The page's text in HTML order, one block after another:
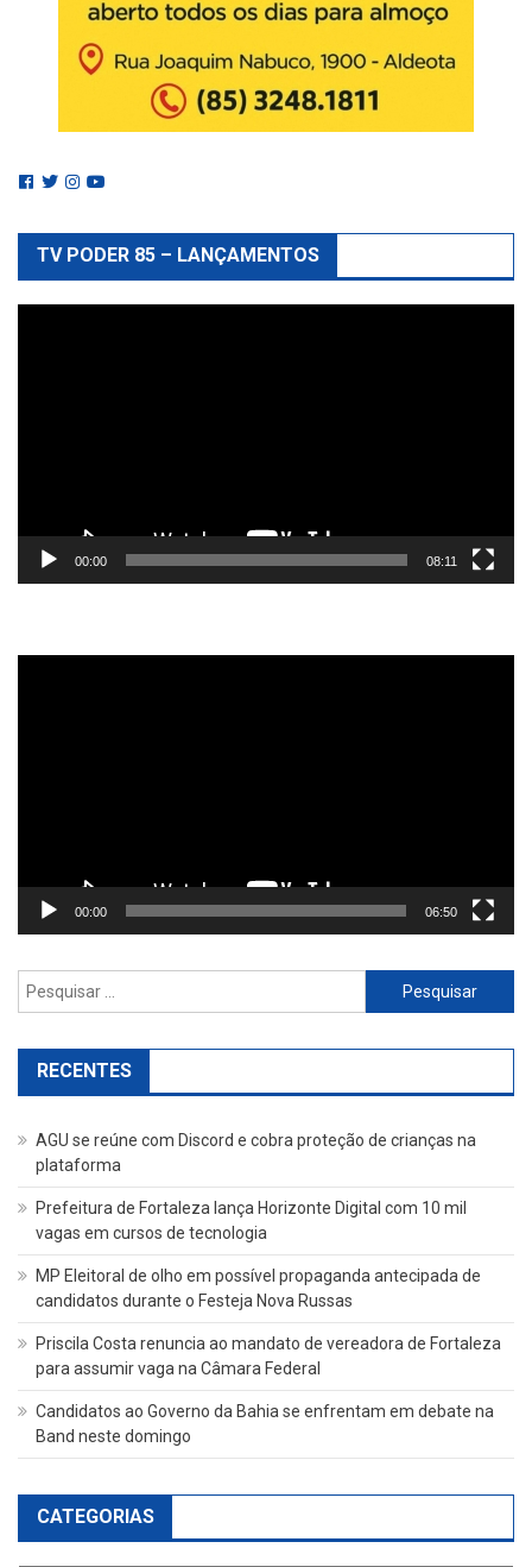
TV PODER 85 – LANÇAMENTOS
00:00 08:11
00:00 06:50
Pesquisar
por:
RECENTES
AGU se reúne com Discord e cobra proteção de crianças na
plataforma
Prefeitura de Fortaleza lança Horizonte Digital com 10 mil
vagas em cursos de tecnologia
MP Eleitoral de olho em possível propaganda antecipada de
candidatos durante o Festeja Nova Russas
Priscila Costa renuncia ao mandato de vereadora de Fortaleza
para assumir vaga na Câmara Federal
Candidatos ao Governo da Bahia se enfrentam em debate na
Band neste domingo
CATEGORIAS